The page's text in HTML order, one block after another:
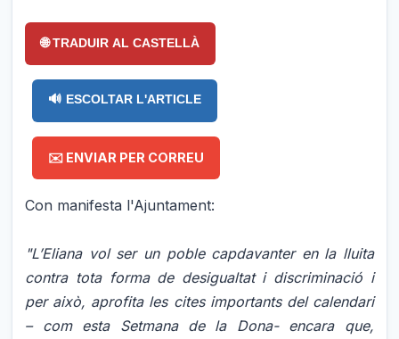
🌐 TRADUIR AL CASTELLÀ
🔊 ESCOLTAR L'ARTICLE
✉️ ENVIAR PER CORREU
Con manifesta l'Ajuntament:
"L’Eliana vol ser un poble capdavanter en la lluita
contra tota forma de desigualtat i discriminació i
per això, aprofita les cites importants del calendari
– com esta Setmana de la Dona- encara que,